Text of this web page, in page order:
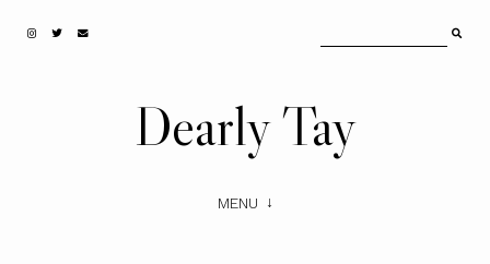
Dearly Tay
MENU